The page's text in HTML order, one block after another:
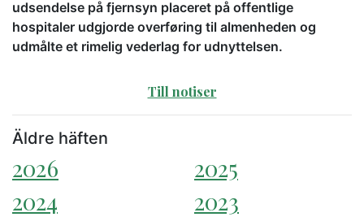
udsendelse på fjernsyn placeret på offentlige
hospitaler udgjorde overføring til almenheden og
udmålte et rimelig vederlag for udnyttelsen.
Till notiser
Äldre häften
2026
2025
2024
2023